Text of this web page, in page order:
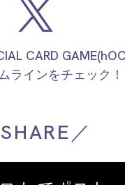
CARD
ラインをチェック！
／